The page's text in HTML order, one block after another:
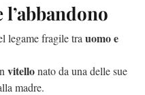
legame fragile tra uomo e
vitellonato da una delle sue
madre.